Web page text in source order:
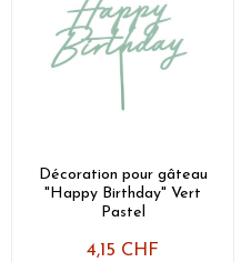
Décoration pour gâteau
"Happy Birthday" Vert
Pastel
4,15 CHF